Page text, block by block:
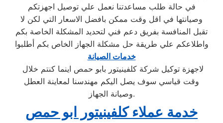
في حالة طلب مساعدتنا نعمل علي توصيل اجهزتكم
وصيانتها في اقل وقت ممكن بافضل الاسعار التي لكن لا
تقبل المنافسة بفريق دعم فني لتحديد المشكلة الخاصة بكم
واطلاعكم علي طريقة حل مشكلة الجهاز الخاص بكم أطلبوا
خدمات الصيانة
وقت قياسي سوف يصل اليكم مهندسنا لمعاينة العطل
وصيانة الجهاز.
خدمة عملاء كلفينيتور ابو حمص